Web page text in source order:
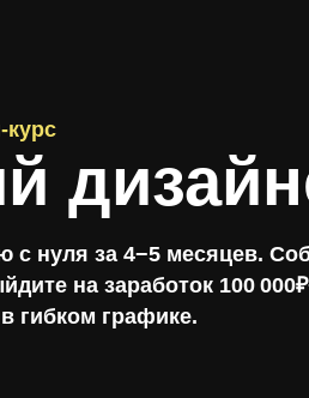
нуля за 4−5 месяцев.
на заработок 100
гибком графике.